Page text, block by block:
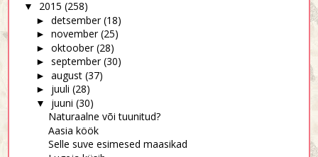
▼ 2015 (258)
► detsember (18)
► november (25)
► oktoober (28)
► september (30)
► august (37)
► juuli (28)
▼ juuni (30)
Naturaalne või tuunitud?
Aasia köök
Selle suve esimesed maasikad